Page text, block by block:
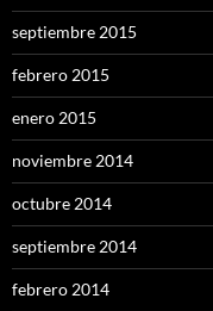
septiembre 2015
febrero 2015
enero 2015
noviembre 2014
octubre 2014
septiembre 2014
febrero 2014